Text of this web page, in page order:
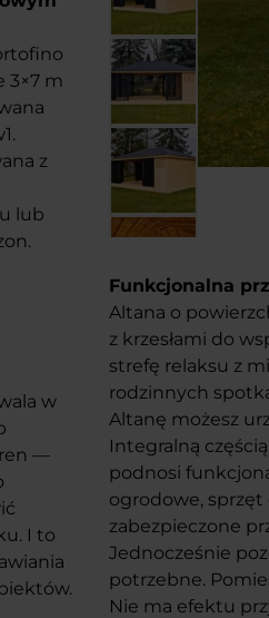
Funkcjonalna
Altana o
z krzesłami do
strefę relaksu z
rodzinnych
Altanę możesz
Integralną
podnosi
ogrodowe, sprzęt
zabezpieczone
Jednocześnie
potrzebne.
Nie ma efektu
3×7 m
z
lub
w
—
I to